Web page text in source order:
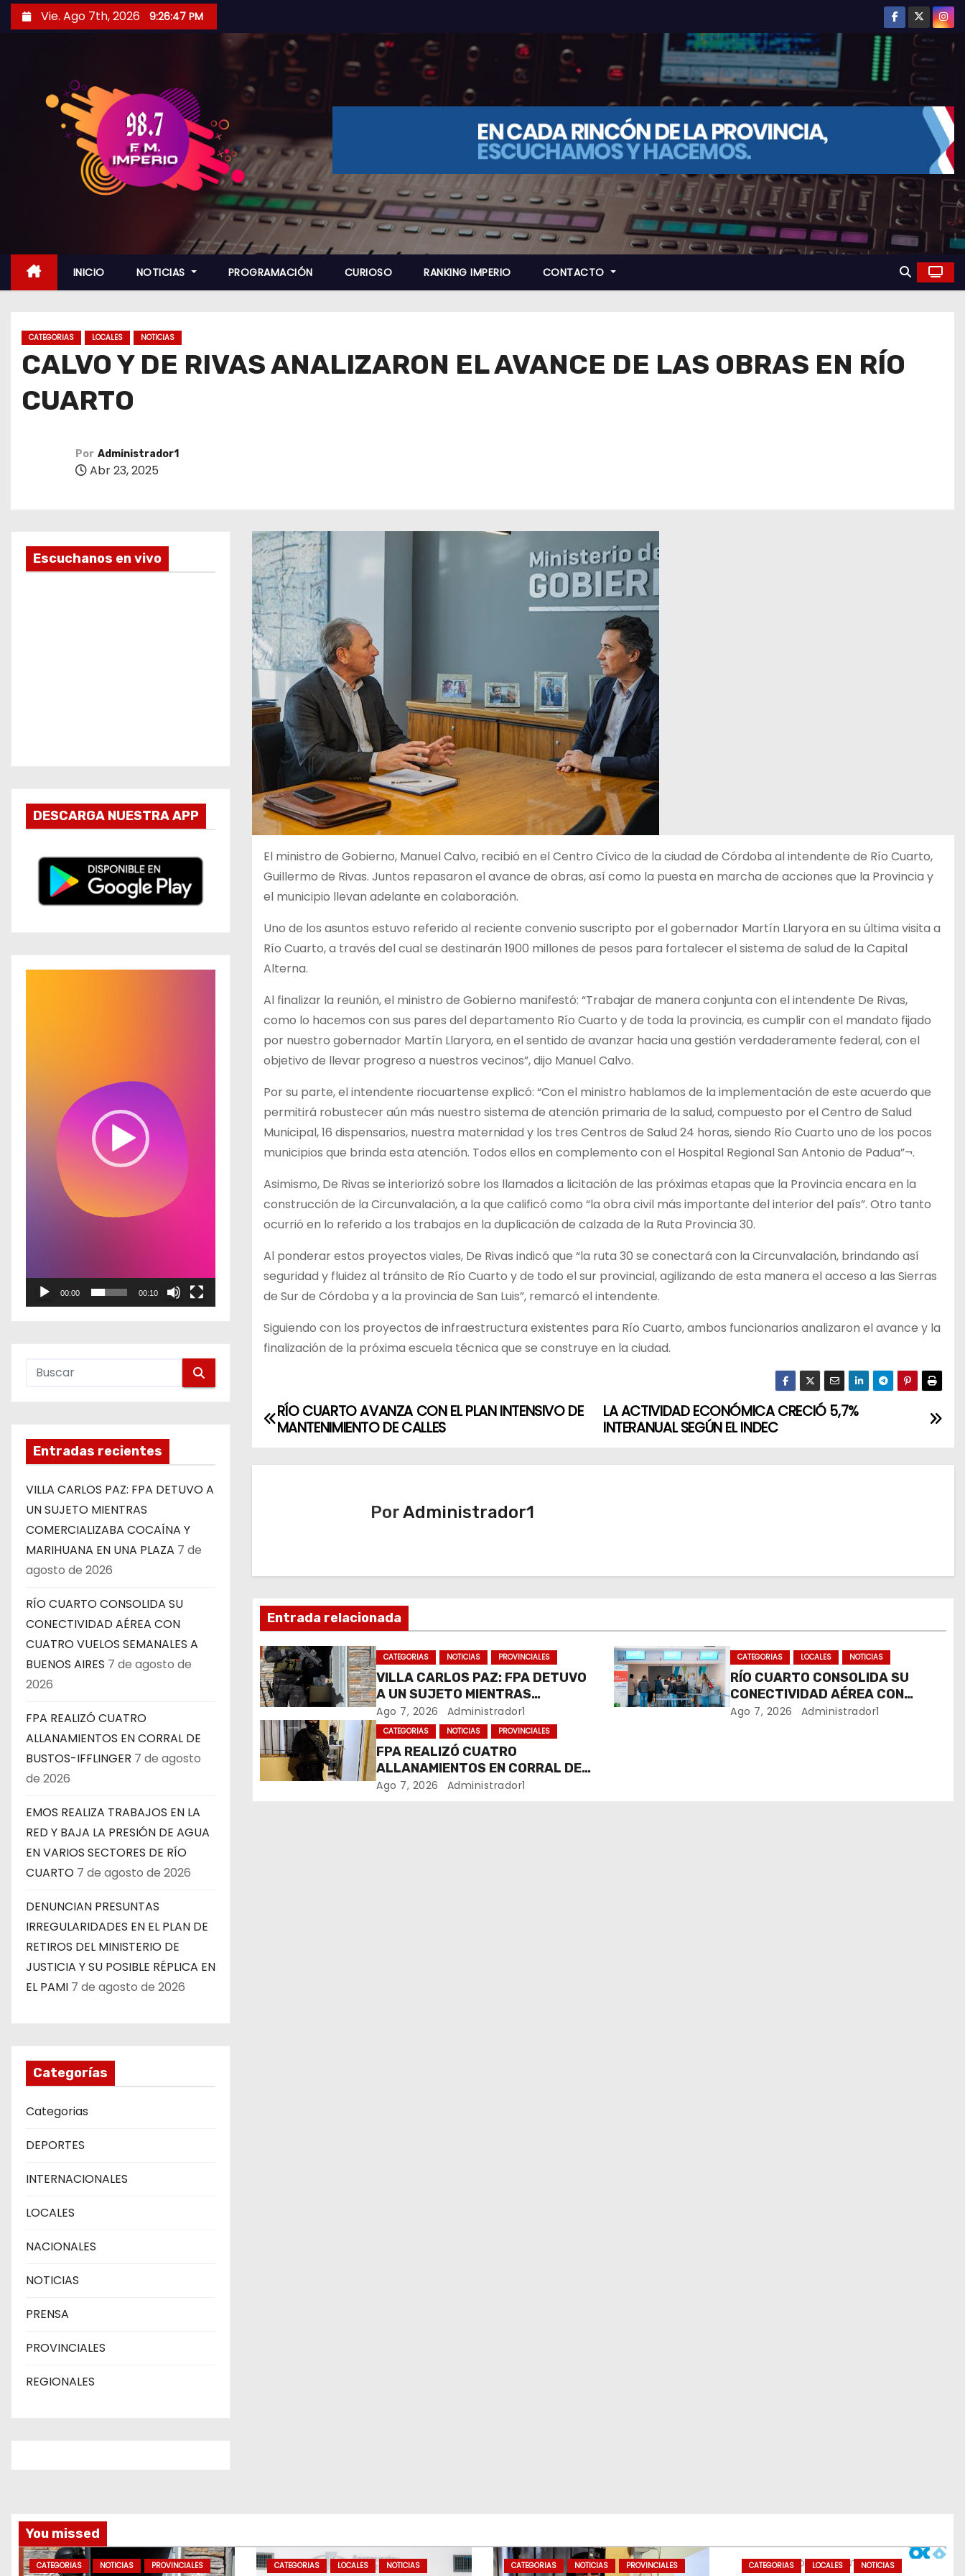
i
Vie. Ago 7th, 2026 9:26:48 PM
INICIO NOTICIAS PROGRAMACIÓN CURIOSO RANKING IMPERIO CONTACTO
CATEGORIAS LOCALES NOTICIAS
CALVO Y DE RIVAS ANALIZARON EL AVANCE DE LAS OBRAS EN RÍO
CUARTO
Por Administrador1
Abr 23, 2025
Escuchanos en vivo
DESCARGA NUESTRA APP
d
00:00 00:10
Entradas recientes
VILLA CARLOS PAZ: FPA DETUVO A
UN SUJETO MIENTRAS
COMERCIALIZABA COCAÍNA Y
MARIHUANA EN UNA PLAZA 7 de
agosto de 2026
RÍO CUARTO CONSOLIDA SU
CONECTIVIDAD AÉREA CON
CUATRO VUELOS SEMANALES A
BUENOS AIRES 7 de agosto de
2026
FPA REALIZÓ CUATRO
ALLANAMIENTOS EN CORRAL DE
BUSTOS-IFFLINGER 7 de agosto
de 2026
EMOS REALIZA TRABAJOS EN LA
RED Y BAJA LA PRESIÓN DE AGUA
EN VARIOS SECTORES DE RÍO
CUARTO 7 de agosto de 2026
DENUNCIAN PRESUNTAS
IRREGULARIDADES EN EL PLAN DE
RETIROS DEL MINISTERIO DE
JUSTICIA Y SU POSIBLE RÉPLICA EN
EL PAMI 7 de agosto de 2026
Categorías
Categorias
DEPORTES
INTERNACIONALES
LOCALES
NACIONALES
NOTICIAS
PRENSA
PROVINCIALES
REGIONALES
El ministro de Gobierno, Manuel Calvo, recibió en el Centro Cívico de la ciudad de Córdoba al intendente de Río Cuarto,
Guillermo de Rivas. Juntos repasaron el avance de obras, así como la puesta en marcha de acciones que la Provincia y
el municipio llevan adelante en colaboración.
Uno de los asuntos estuvo referido al reciente convenio suscripto por el gobernador Martín Llaryora en su última visita a
Río Cuarto, a través del cual se destinarán 1900 millones de pesos para fortalecer el sistema de salud de la Capital
Alterna.
Al finalizar la reunión, el ministro de Gobierno manifestó: “Trabajar de manera conjunta con el intendente De Rivas,
como lo hacemos con sus pares del departamento Río Cuarto y de toda la provincia, es cumplir con el mandato fijado
por nuestro gobernador Martín Llaryora, en el sentido de avanzar hacia una gestión verdaderamente federal, con el
objetivo de llevar progreso a nuestros vecinos”, dijo Manuel Calvo.
Por su parte, el intendente riocuartense explicó: “Con el ministro hablamos de la implementación de este acuerdo que
permitirá robustecer aún más nuestro sistema de atención primaria de la salud, compuesto por el Centro de Salud
Municipal, 16 dispensarios, nuestra maternidad y los tres Centros de Salud 24 horas, siendo Río Cuarto uno de los pocos
municipios que brinda esta atención. Todos ellos en complemento con el Hospital Regional San Antonio de Padua”¬.
Asimismo, De Rivas se interiorizó sobre los llamados a licitación de las próximas etapas que la Provincia encara en la
construcción de la Circunvalación, a la que calificó como “la obra civil más importante del interior del país”. Otro tanto
ocurrió en lo referido a los trabajos en la duplicación de calzada de la Ruta Provincia 30.
Al ponderar estos proyectos viales, De Rivas indicó que “la ruta 30 se conectará con la Circunvalación, brindando así
seguridad y fluidez al tránsito de Río Cuarto y de todo el sur provincial, agilizando de esta manera el acceso a las Sierras
de Sur de Córdoba y a la provincia de San Luis”, remarcó el intendente.
Siguiendo con los proyectos de infraestructura existentes para Río Cuarto, ambos funcionarios analizaron el avance y la
finalización de la próxima escuela técnica que se construye en la ciudad.
N
c
i
ó
n
d
e
e
LA ACTIVIDAD ECONÓMICA CRECIÓ 5,7%
INTERANUAL SEGÚN EL INDEC
RÍO CUARTO AVANZA CON EL PLAN INTENSIVO DE
MANTENIMIENTO DE CALLES
PorAdministrador1
Entrada relacionada
CATEGORIAS NOTICIAS PROVINCIALES
VILLA CARLOS PAZ: FPA DETUVO
A UN SUJETO MIENTRAS
COMERCIALIZABA COCAÍNA Y
MARIHUANA EN UNA PLAZA
Ago 7, 2026 Administrador1
CATEGORIAS LOCALES NOTICIAS
RÍO CUARTO CONSOLIDA SU
CONECTIVIDAD AÉREA CON
CUATRO VUELOS SEMANALES A
Ago 7, 2026 Administrador1
CATEGORIAS NOTICIAS PROVINCIALES
FPA REALIZÓ CUATRO
ALLANAMIENTOS EN CORRAL DE
BUSTOS-IFFLINGER
Ago 7, 2026 Administrador1
You missed
CATEGORIAS NOTICIAS PROVINCIALES CATEGORIAS LOCALES NOTICIAS CATEGORIAS NOTICIAS PROVINCIALES CATEGORIAS LOCALES NOTICIAS